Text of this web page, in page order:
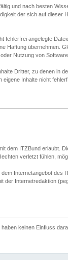
und nach besten
der sich auf dieser
fehlerfrei angelegte
Haftung übernehmen.
Nutzung von
Dritter, zu denen in
Inhalte nicht
dem ITZBund erlaubt.
verletzt fühlen,
Internetangebot des
Internetredaktion
keinen Einfluss